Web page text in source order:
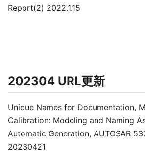
Report(2) 2022.1.15
202304 URL更新
Unique Names for Documentation,
Calibration: Modeling and Naming
Automatic Generation, AUTOSAR
20230421